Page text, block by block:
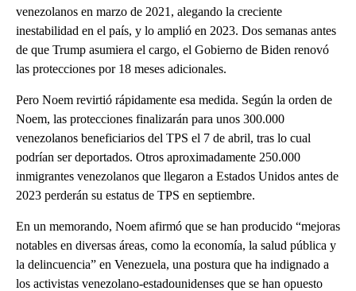
venezolanos en marzo de 2021, alegando la creciente
inestabilidad en el país, y lo amplió en 2023. Dos semanas antes
de que Trump asumiera el cargo, el Gobierno de Biden renovó
las protecciones por 18 meses adicionales.
Pero Noem revirtió rápidamente esa medida. Según la orden de
Noem, las protecciones finalizarán para unos 300.000
venezolanos beneficiarios del TPS el 7 de abril, tras lo cual
podrían ser deportados. Otros aproximadamente 250.000
inmigrantes venezolanos que llegaron a Estados Unidos antes de
2023 perderán su estatus de TPS en septiembre.
En un memorando, Noem afirmó que se han producido “mejoras
notables en diversas áreas, como la economía, la salud pública y
la delincuencia” en Venezuela, una postura que ha indignado a
los activistas venezolano-estadounidenses que se han opuesto